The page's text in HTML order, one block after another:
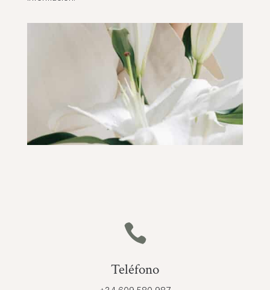

Teléfono